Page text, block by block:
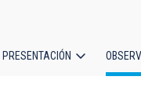
Navegación
PRESENTACIÓN